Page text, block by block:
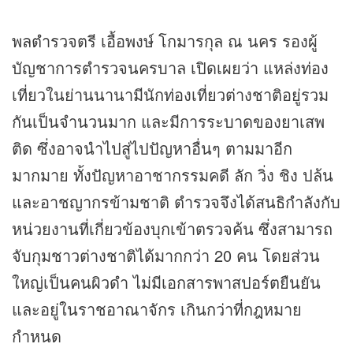
พลตำรวจตรี เอื้อพงษ์ โกมารกุล ณ นคร รองผู้
บัญชาการตำรวจนครบาล เปิดเผยว่า แหล่งท่อง
เที่ยวในย่านนานามีนักท่องเที่ยวต่างชาติอยู่รวม
กันเป็นจำนวนมาก และมีการระบาดของยาเสพ
ติด ซึ่งอาจนำไปสู่ไปปัญหาอื่นๆ ตามมาอีก
มากมาย ทั้งปัญหาอาชากรรมคดี ลัก วิ่ง ชิง ปล้น
และอาชญากรข้ามชาติ ตำรวจจึงได้สนธิกำลังกับ
หน่วยงานที่เกี่ยวข้องบุกเข้าตรวจค้น ซึ่งสามารถ
จับกุมชาวต่างชาติได้มากกว่า 20 คน โดยส่วน
ใหญ่เป็นคนผิวดำ ไม่มีเอกสารพาสปอร์ตยืนยัน
และอยู่ในราชอาณาจักร เกินกว่าที่กฎหมาย
กำหนด